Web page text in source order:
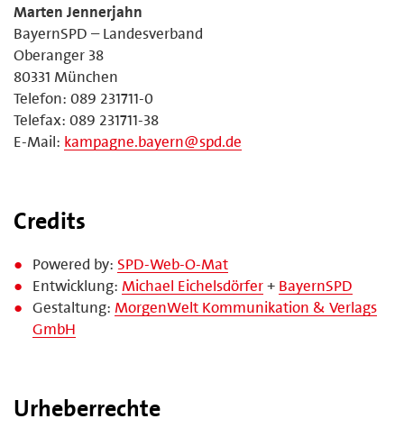
Marten Jennerjahn
BayernSPD – Landesverband
Oberanger 38
80331 München
Telefon: 089 231711-0
Telefax: 089 231711-38
E-Mail: kampagne.bayern@spd.de
Credits
Powered by: SPD-Web-O-Mat
Entwicklung:Michael Eichelsdörfer+ BayernSPD
Gestaltung:MorgenWelt Kommunikation & Verlags
GmbH
Urheberrechte